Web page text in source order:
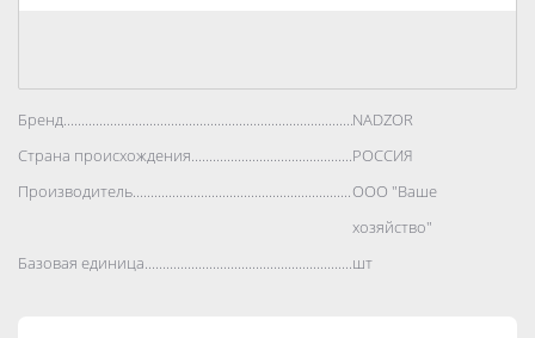
Бренд..................................................................................NADZOR
Страна происхождения..................................................................................
РОССИЯ
Производитель..................................................................................
ООО "Ваше
хозяйство"
Базовая единица..................................................................................
шт